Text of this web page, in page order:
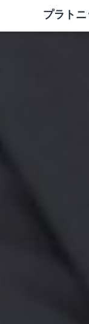
プラトニ